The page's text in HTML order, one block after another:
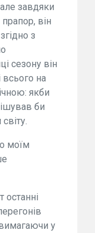
завдяки
він
з
сезону він
всього на
якби
би
моїм
у